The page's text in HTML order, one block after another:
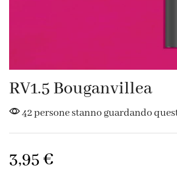
RV1.5 Bouganvillea
42 persone stanno guardando
3,95€